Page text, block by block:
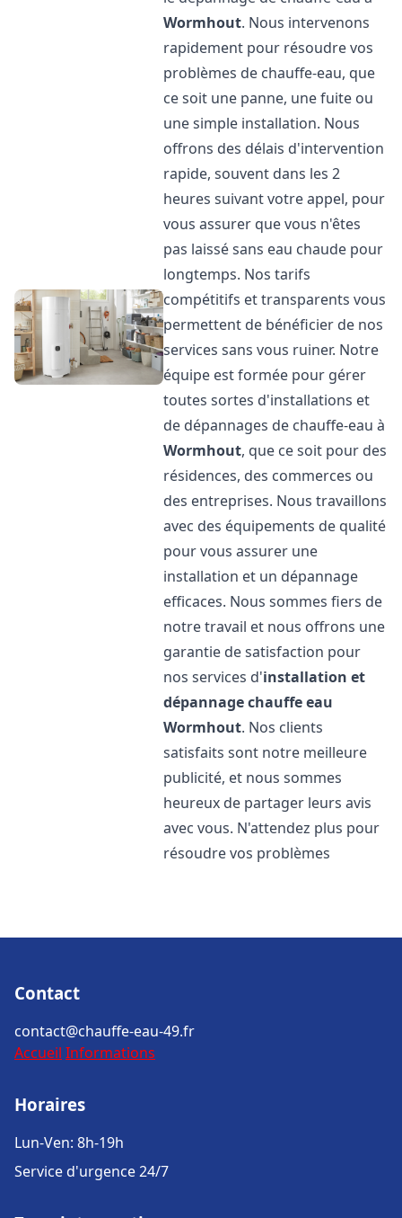
Wormhout. Nous intervenons
rapidement pour résoudre vos
problèmes de chauffe-eau, que
ce soit une panne, une fuite ou
une simple installation. Nous
offrons des délais d'intervention
rapide, souvent dans les 2
heures suivant votre appel, pour
vous assurer que vous n'êtes
pas laissé sans eau chaude pour
longtemps. Nos tarifs
compétitifs et transparents vous
permettent de bénéficier de nos
services sans vous ruiner. Notre
équipe est formée pour gérer
toutes sortes d'installations et
de dépannages de chauffe-eau à
Wormhout, que ce soit pour des
résidences, des commerces ou
des entreprises. Nous travaillons
avec des équipements de qualité
pour vous assurer une
installation et un dépannage
efficaces. Nous sommes fiers de
notre travail et nous offrons une
garantie de satisfaction pour
nos services d'installation et
dépannage chauffe eau
Wormhout. Nos clients
satisfaits sont notre meilleure
publicité, et nous sommes
heureux de partager leurs avis
avec vous. N'attendez plus pour
résoudre vos problèmes
Contact
contact@chauffe-eau-49.fr
Accueil Informations
Horaires
Lun-Ven: 8h-19h
Service d'urgence 24/7